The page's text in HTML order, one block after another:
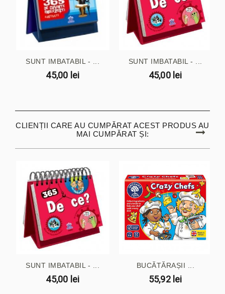
SUNT IMBATABIL - ...
45,00 lei
SUNT IMBATABIL - ...
45,00 lei
CLIENȚII CARE AU CUMPĂRAT ACEST PRODUS AU
MAI CUMPĂRAT ȘI:
SUNT IMBATABIL - ...
45,00 lei
BUCĂTĂRAȘII ...
55,92 lei